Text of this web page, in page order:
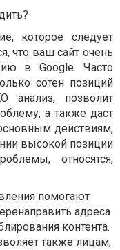
которое следует
что ваш сайт очень
в Google. Часто
сотен позиций
анализ, позволит
а также даст
действиям,
высокой позиции
относятся,
помогают
адреса
контента.
также лицам,